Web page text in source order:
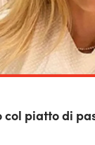
piatto di